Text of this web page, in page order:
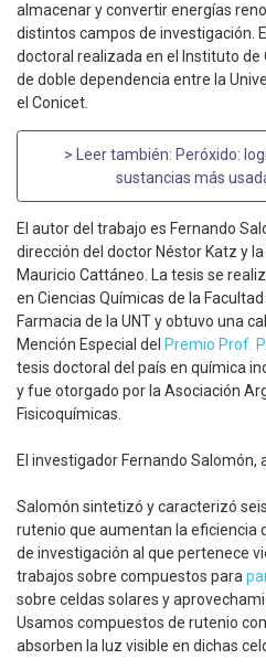
almacenar y convertir energías
distintos campos de investigación.
doctoral realizada en el Instituto de
de doble dependencia entre la
el Conicet.
> Leer también: Peróxido:
sustancias más
El autor del trabajo es Fernando
dirección del doctor Néstor Katz y
Mauricio Cattáneo. La tesis se
en Ciencias Químicas de la
Farmacia de la UNT y obtuvo una
Mención Especial del Premio Prof.
tesis doctoral del país en química
y fue otorgado por la Asociación
Fisicoquímicas.
El investigador Fernando
Salomón sintetizó y caracterizó
rutenio que aumentan la eficiencia
de investigación al que pertenece
trabajos sobre compuestos para
sobre celdas solares y
Usamos compuestos de rutenio
absorben la luz visible en dichas